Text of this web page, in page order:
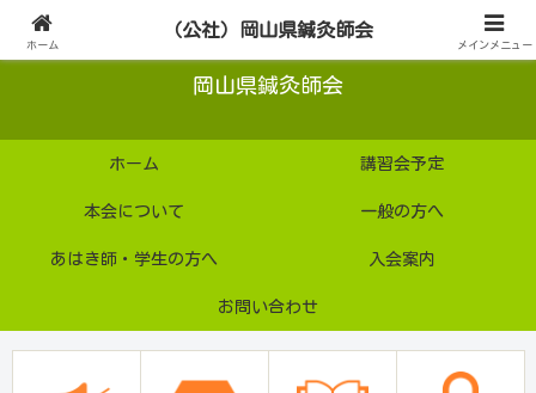
公益社団法人
岡山県鍼灸師会
ホーム 講習会予定
本会について 一般の方へ
あはき師・学生の方へ 入会案内
お問い合わせ
ホーム
（公社）岡山県鍼灸師会
メインメニュー